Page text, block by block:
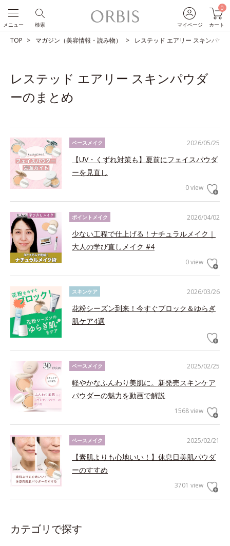
マイページ
0
カート
検索
メニュー
TOP マガジン（美容情報・読み物） レステッド エアリー スキンパウ
レステッド エアリー スキンパウダ
ーのまとめ
2026/05/25
ベースメイク
【UV・くずれ対策も】夏前にフェイスパウダ
ーを見直し
0 view
2026/04/02
ポイントメイク
少ない工程で仕上げる！ナチュラルメイク｜
大人の学び直しメイク #4
0 view
2026/03/26
スキンケア
花粉シーズン到来！今すぐブロック＆ゆらぎ
肌ケア4選
2025/02/25
ベースメイク
軽やかなふんわり美肌に。新発売スキンケア
パウダーの魅力を動画で解説
1568 view
2025/02/21
ベースメイク
【素肌よりも心地いい！】休息日美肌パウダ
ーのすすめ
3701 view
カテゴリで探す